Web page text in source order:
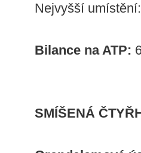
Nejvyšší
Bilance na ATP:
SMÍŠENÁ